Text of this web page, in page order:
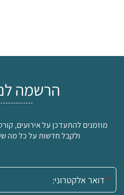
הרשמה
מוזמנים להתעדכן על אירועים,
ולקבל חדשות על כל מה
אימייל: